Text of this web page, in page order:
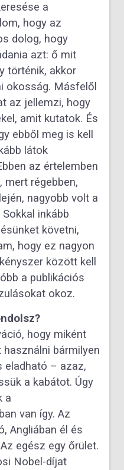
a
hogy az
dolog, hogy
azt: ő mit
történik, akkor
okosság. Másfelől
az jellemzi, hogy
amit kutatok. És
ebből meg is kell
látok
az értelemben
mert régebben,
nagyobb volt a
inkább
követni,
hogy ez nagyon
között kell
a publikációs
okoz.
hogy miként
bármilyen
eladható – azaz,
a kabátot. Úgy
a
van így. Az
Angliában él és
egész egy őrület.
Nobel-díjat